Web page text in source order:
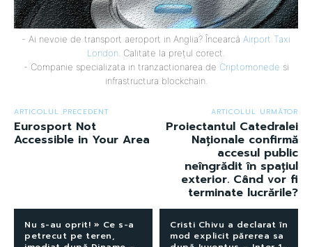
- Ai nevoie de transport aeroport in Anglia? Încearcă Airport Taxi
London. Calitate la prețul corect.
- Companie specializata in tranzactionarea de Criptomonede si
infrastructura blockchain.
ARTICOLUL PRECEDENT
Eurosport Not
Accessible in Your Area
ARTICOLUL URMĂTOR
Proiectantul Catedralei
Naționale confirmă
accesul public
neîngrădit în spațiul
exterior. Când vor fi
terminate lucrările?
Nu s-au oprit! » Ce s-a
petrecut pe teren,
Cristi Chivu a declarat în
mod explicit părerea sa